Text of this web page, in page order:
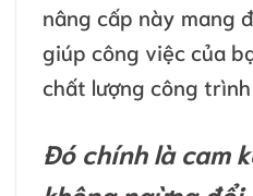
nâng cấp này mang
giúp công việc của
chất lượng công
Đó chính là cam